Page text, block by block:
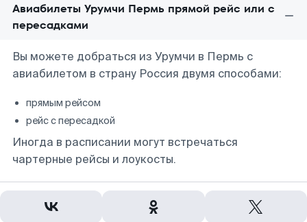
Авиабилеты Урумчи Пермь прямой рейс или с
пересадками
Вы можете добраться из Урумчи в Пермь с
авиабилетом в страну Россия двумя способами:
прямым рейсом
рейс с пересадкой
Иногда в расписании могут встречаться
чартерные рейсы и лоукосты.